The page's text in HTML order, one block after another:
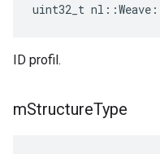
uint32_t
ID profil.
mStructureType